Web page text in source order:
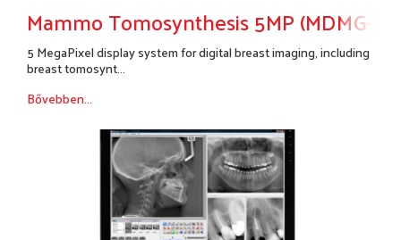
Mammo Tomosynthesis 5MP (MDMG-
5 MegaPixel display system for digital breast imaging, including
breast tomosynt...
Bővebben...